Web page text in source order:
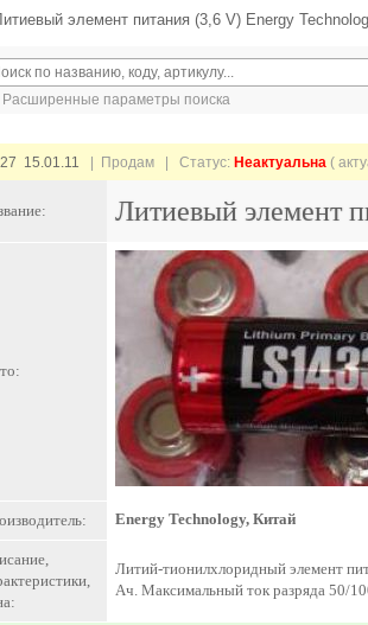
элемент питания (3,6 V) Energy
Расширенные параметры поиска
15.01.11 | Продам | Статус: Неактуальна (
Литиевый элемент
Energy Technology, Китай
Литий-тионилхлоридный элемент
Ач. Максимальный ток разряда 50/